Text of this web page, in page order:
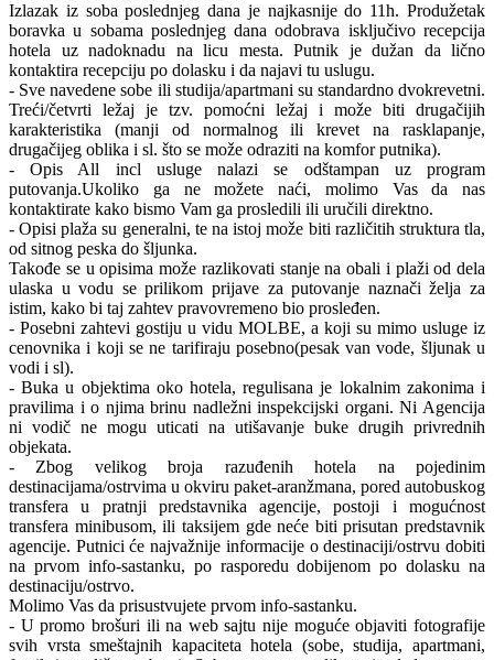
Izlazak iz soba poslednjeg dana je najkasnije do 11h. Produžetak
boravka u sobama poslednjeg dana odobrava isključivo recepcija
hotela uz nadoknadu na licu mesta. Putnik je dužan da lično
kontaktira recepciju po dolasku i da najavi tu uslugu.
- Sve navedene sobe ili studija/apartmani su standardno dvokrevetni.
Treći/četvrti ležaj je tzv. pomoćni ležaj i može biti drugačijih
karakteristika (manji od normalnog ili krevet na rasklapanje,
drugačijeg oblika i sl. što se može odraziti na komfor putnika).
- Opis All incl usluge nalazi se odštampan uz program
putovanja.Ukoliko ga ne možete naći, molimo Vas da nas
kontaktirate kako bismo Vam ga prosledili ili uručili direktno.
- Opisi plaža su generalni, te na istoj može biti različitih struktura tla,
od sitnog peska do šljunka.
Takođe se u opisima može razlikovati stanje na obali i plaži od dela
ulaska u vodu se prilikom prijave za putovanje naznači želja za
istim, kako bi taj zahtev pravovremeno bio prosleđen.
- Posebni zahtevi gostiju u vidu MOLBE, a koji su mimo usluge iz
cenovnika i koji se ne tarifiraju posebno(pesak van vode, šljunak u
vodi i sl).
- Buka u objektima oko hotela, regulisana je lokalnim zakonima i
pravilima i o njima brinu nadležni inspekcijski organi. Ni Agencija
ni vodič ne mogu uticati na utišavanje buke drugih privrednih
objekata.
- Zbog velikog broja razuđenih hotela na pojedinim
destinacijama/ostrvima u okviru paket-aranžmana, pored autobuskog
transfera u pratnji predstavnika agencije, postoji i mogućnost
transfera minibusom, ili taksijem gde neće biti prisutan predstavnik
agencije. Putnici će najvažnije informacije o destinaciji/ostrvu dobiti
na prvom info-sastanku, po rasporedu dobijenom po dolasku na
destinaciju/ostrvo.
Molimo Vas da prisustvujete prvom info-sastanku.
- U promo brošuri ili na web sajtu nije moguće objaviti fotografije
svih vrsta smeštajnih kapaciteta hotela (sobe, studija, apartmani,